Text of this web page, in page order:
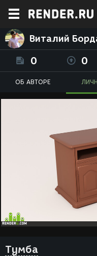
Виталий
0 0
ОБ АВТОРЕ
Тумба